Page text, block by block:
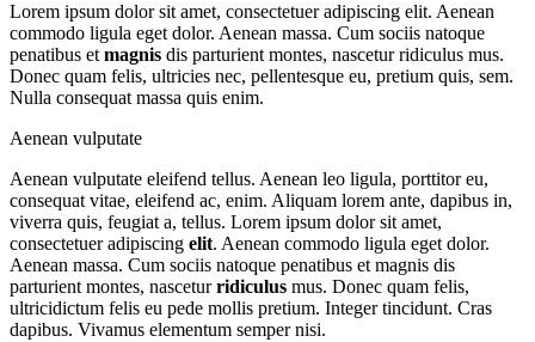
Lorem ipsum dolor sit amet, consectetuer adipiscing elit. Aenean
commodo ligula eget dolor. Aenean massa. Cum sociis natoque
penatibus et magnis dis parturient montes, nascetur ridiculus mus.
Donec quam felis, ultricies nec, pellentesque eu, pretium quis, sem.
Nulla consequat massa quis enim.
Aenean vulputate
Aenean vulputate eleifend tellus. Aenean leo ligula, porttitor eu,
consequat vitae, eleifend ac, enim. Aliquam lorem ante, dapibus in,
viverra quis, feugiat a, tellus. Lorem ipsum dolor sit amet,
consectetuer adipiscing elit. Aenean commodo ligula eget dolor.
Aenean massa. Cum sociis natoque penatibus et magnis dis
parturient montes, nasceturridiculus mus. Donec quam felis,
ultricidictum felis eu pede mollis pretium. Integer tincidunt. Cras
dapibus. Vivamus elementum semper nisi.